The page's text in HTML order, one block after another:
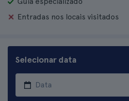
Entradas nos locais visitados
Selecionar data